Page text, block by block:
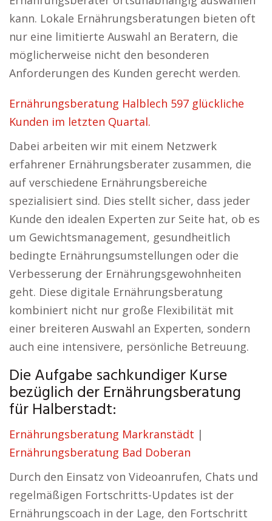
kann. Lokale Ernährungsberatungen bieten oft
nur eine limitierte Auswahl an Beratern, die
möglicherweise nicht den besonderen
Anforderungen des Kunden gerecht werden.
Ernährungsberatung Halblech 597 glückliche
Kunden im letzten Quartal.
Dabei arbeiten wir mit einem Netzwerk
erfahrener Ernährungsberater zusammen, die
auf verschiedene Ernährungsbereiche
spezialisiert sind. Dies stellt sicher, dass jeder
Kunde den idealen Experten zur Seite hat, ob es
um Gewichtsmanagement, gesundheitlich
bedingte Ernährungsumstellungen oder die
Verbesserung der Ernährungsgewohnheiten
geht. Diese digitale Ernährungsberatung
kombiniert nicht nur große Flexibilität mit
einer breiteren Auswahl an Experten, sondern
auch eine intensivere, persönliche Betreuung.
Die Aufgabe sachkundiger Kurse
bezüglich der Ernährungsberatung
für Halberstadt:
Ernährungsberatung Markranstädt |
Ernährungsberatung Bad Doberan
Durch den Einsatz von Videoanrufen, Chats und
regelmäßigen Fortschritts-Updates ist der
Ernährungscoach in der Lage, den Fortschritt